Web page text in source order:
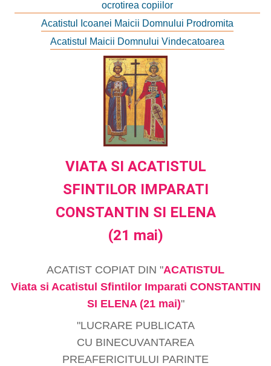
ocrotirea copiilor
Acatistul Icoanei Maicii Domnului Prodromita
Acatistul Maicii Domnului Vindecatoarea
VIATA SI ACATISTUL
SFINTILOR IMPARATI
CONSTANTIN SI ELENA
(21 mai)
ACATIST COPIAT DIN "ACATISTUL
Viata si Acatistul Sfintilor Imparati CONSTANTIN
SI ELENA (21 mai)"
"LUCRARE PUBLICATA
CU BINECUVANTAREA
PREAFERICITULUI PARINTE